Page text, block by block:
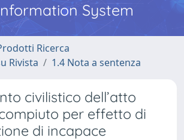
System
Ricerca
Rivista
1.4 Nota a sentenza
civilistico dell’atto
per effetto di
di incapace